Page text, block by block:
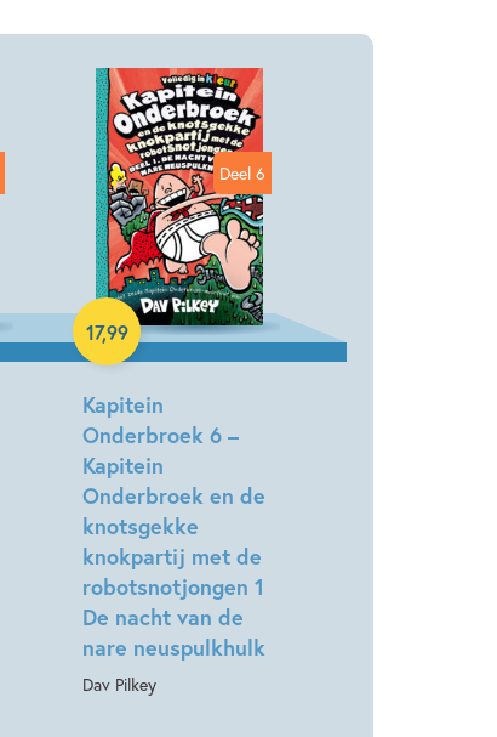
Deel 6
Kapitein
Onderbroek 6 –
Kapitein
Onderbroek en de
knotsgekke
knokpartij met de
robotsnotjongen 1
De nacht van de
nare neuspulkhulk
Dav Pilkey
17,99